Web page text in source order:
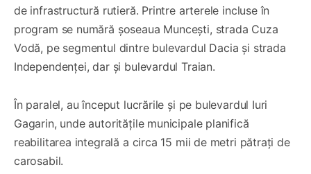
de infrastructură rutieră. Printre arterele incluse în
program se numără șoseaua Muncești, strada Cuza
Vodă, pe segmentul dintre bulevardul Dacia și strada
Independenței, dar și bulevardul Traian.
În paralel, au început lucrările și pe bulevardul Iuri
Gagarin, unde autoritățile municipale planifică
reabilitarea integrală a circa 15 mii de metri pătrați de
carosabil.